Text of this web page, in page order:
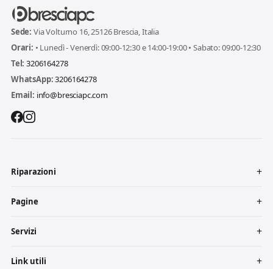
Sede: Via Volturno 16, 25126 Brescia, Italia
Orari: • Lunedì - Venerdì: 09:00-12:30 e 14:00-19:00 • Sabato: 09:00-12:30
Tel: 3206164278
WhatsApp:3206164278
Email: info@bresciapc.com
Riparazioni
Pagine
Servizi
Link utili